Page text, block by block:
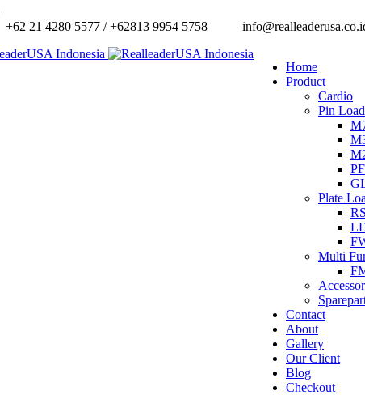
+62 21 4280 5577 / +62813 9954 5758
Home
Product
Cardio
Pin
Plate
Multi
Contact
About
Gallery
Our Client
Blog
Checkout